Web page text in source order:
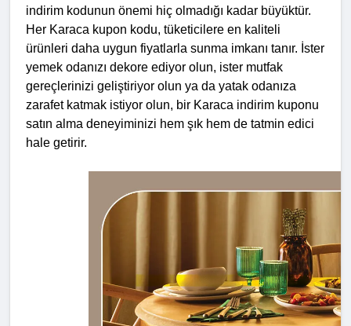
indirim kodunun önemi hiç olmadığı kadar büyüktür.
Her Karaca kupon kodu, tüketicilere en kaliteli
ürünleri daha uygun fiyatlarla sunma imkanı tanır. İster
yemek odanızı dekore ediyor olun, ister mutfak
gereçlerinizi geliştiriyor olun ya da yatak odanıza
zarafet katmak istiyor olun, bir Karaca indirim kuponu
satın alma deneyiminizi hem şık hem de tatmin edici
hale getirir.